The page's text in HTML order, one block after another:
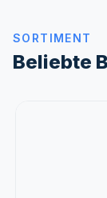
SORTIMENT
Beliebte